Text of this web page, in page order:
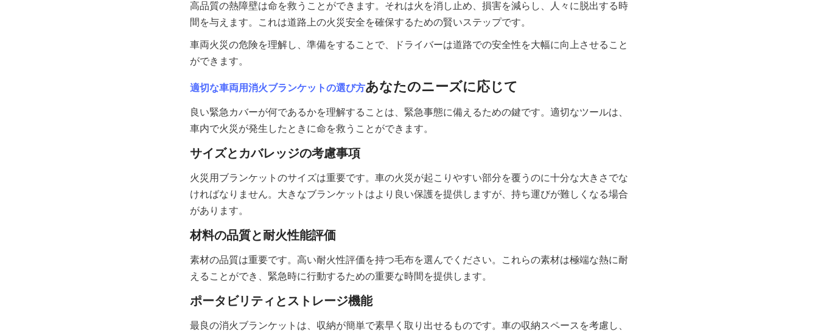
高品質の熱障壁は命を救うことができます。それは火を消し止め、損害を減らし、人々に脱出する時
間を与えます。これは道路上の火災安全を確保するための賢いステップです。
車両火災の危険を理解し、準備をすることで、ドライバーは道路での安全性を大幅に向上させること
ができます。
適切な車両用消火ブランケットの選び方あなたのニーズに応じて
良い緊急カバーが何であるかを理解することは、緊急事態に備えるための鍵です。適切なツールは、
車内で火災が発生したときに命を救うことができます。
サイズとカバレッジの考慮事項
火災用ブランケットのサイズは重要です。車の火災が起こりやすい部分を覆うのに十分な大きさでな
ければなりません。大きなブランケットはより良い保護を提供しますが、持ち運びが難しくなる場合
があります。
材料の品質と耐火性能評価
素材の品質は重要です。高い耐火性評価を持つ毛布を選んでください。これらの素材は極端な熱に耐
えることができ、緊急時に行動するための重要な時間を提供します。
ポータビリティとストレージ機能
最良の消火ブランケットは、収納が簡単で素早く取り出せるものです。車の収納スペースを考慮し、